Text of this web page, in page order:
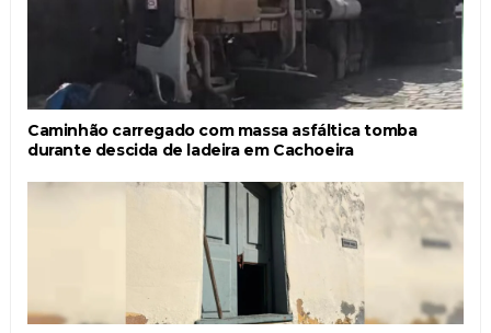
Caminhão carregado com massa asfáltica tomba
durante descida de ladeira em Cachoeira